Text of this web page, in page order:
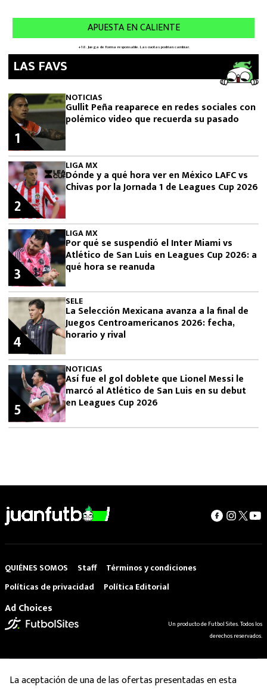
LAS FAVS
NOTICIAS
Gullit Peña reaparece en redes sociales con
polémico video que recuerda su pasado
1
LIGA MX
Dónde y a qué hora ver en México LAFC vs
Chivas por la Jornada 1 de Leagues Cup 2026
2
LIGA MX
Por qué se suspendió el Inter Miami vs
Atlético de San Luis en Leagues Cup 2026: a
qué hora se reanuda
3
SELE
La Selección Mexicana avanza a la final de
Juegos Centroamericanos 2026: fecha,
horario y rival
4
NOTICIAS
Así fue el gol doblete que Lionel Messi le
marcó al Atlético de San Luis en su debut
en Leagues Cup 2026
5
QUIÉNES SOMOS Staff
Términos y condiciones
Políticas de privacidad
Política Editorial
Ad Choices
Un producto de Futbol Sites. Todos los
derechos reservados.
La aceptación de una de las ofertas presentadas en esta